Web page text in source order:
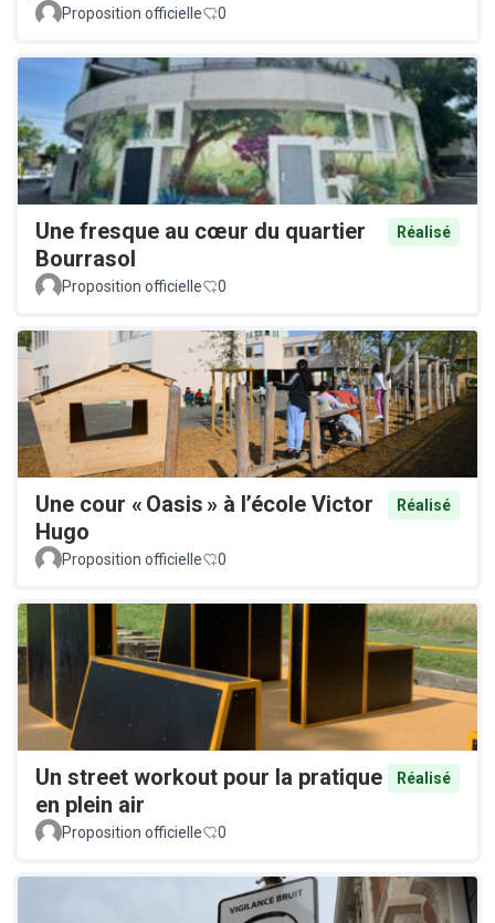
Proposition officielle 0
Une fresque au cœur du quartier
Bourrasol
Réalisé
Proposition officielle 0
Une cour « Oasis » à l’école Victor
Hugo
Réalisé
Proposition officielle 0
Un street workout pour la pratique
en plein air
Réalisé
Proposition officielle 0